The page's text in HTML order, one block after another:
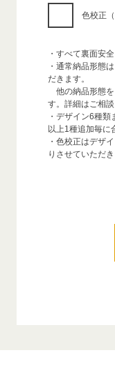
色校正
・すべて裏面安
・通常納品形態
だきます。
他の納品形態を
す。詳細はご相談
・デザイン6種類
以上1種追加毎に
・色校正はデザ
りさせていただき